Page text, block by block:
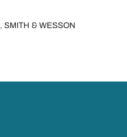
, SMITH & WESSON